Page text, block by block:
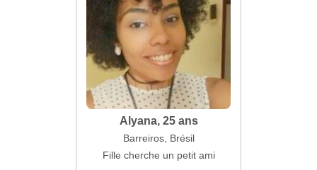
Alyana, 25 ans
Barreiros, Brésil
Fille cherche un petit ami